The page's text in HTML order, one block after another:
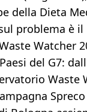
della Dieta
problema è il
Watcher
del G7:
Waste
Spreco